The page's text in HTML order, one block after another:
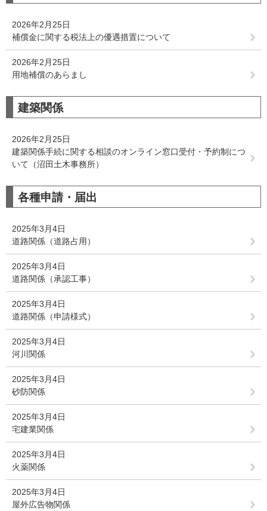
2026年2月25日
補償金に関する税法上の優遇措置について
2026年2月25日
用地補償のあらまし
建築関係
2026年2月25日
建築関係手続に関する相談のオンライン窓口受付・予約制につ
いて（沼田土木事務所）
各種申請・届出
2025年3月4日
道路関係（道路占用）
2025年3月4日
道路関係（承認工事）
2025年3月4日
道路関係（申請様式）
2025年3月4日
河川関係
2025年3月4日
砂防関係
2025年3月4日
宅建業関係
2025年3月4日
火薬関係
2025年3月4日
屋外広告物関係